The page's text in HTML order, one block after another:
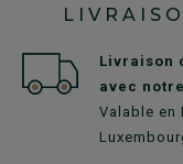
Livraison
avec
Valable en